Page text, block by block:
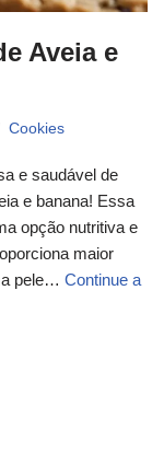
Aveia e
Cookies
e saudável de
e banana! Essa
opção nutritiva e
maior
pele… Continue a